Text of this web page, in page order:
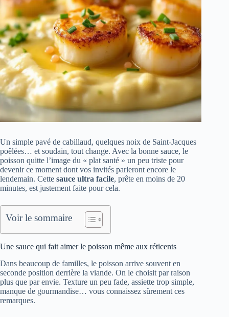
Un simple pavé de cabillaud, quelques noix de Saint-Jacques
poêlées… et soudain, tout change. Avec la bonne sauce, le
poisson quitte l’image du « plat santé » un peu triste pour
devenir ce moment dont vos invités parleront encore le
lendemain. Cette sauce ultra facile, prête en moins de 20
minutes, est justement faite pour cela.
Voir le sommaire
Une sauce qui fait aimer le poisson même aux réticents
Dans beaucoup de familles, le poisson arrive souvent en
seconde position derrière la viande. On le choisit par raison
plus que par envie. Texture un peu fade, assiette trop simple,
manque de gourmandise… vous connaissez sûrement ces
remarques.